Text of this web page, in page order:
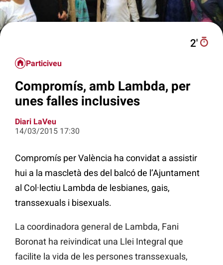
2′
Particiveu
Compromís, amb Lambda, per
unes falles inclusives
Diari LaVeu
14/03/2015 17:30
Compromís per València ha convidat a assistir
hui a la mascletà des del balcó de l’Ajuntament
al Col·lectiu Lambda de lesbianes, gais,
transsexuals i bisexuals.
La coordinadora general de Lambda, Fani
Boronat ha reivindicat una Llei Integral que
facilite la vida de les persones transsexuals,